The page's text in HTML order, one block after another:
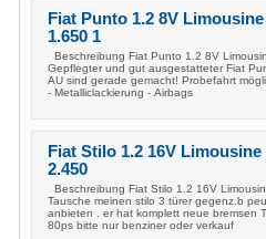
Fiat Punto 1.2 8V
1.650 1
Beschreibung Fiat Punto 1.2 8V
Gepflegter und gut ausgestatteter Fiat
AU sind gerade gemacht! Probefahrt
- Metalliclackierung - Airbags
Fiat Stilo 1.2 16V Limousine
2.450
Beschreibung Fiat Stilo 1.2 16V
Tausche meinen stilo 3 türer gegenz.b
anbieten . er hat komplett neue bremsen
80ps bitte nur benziner oder verkauf